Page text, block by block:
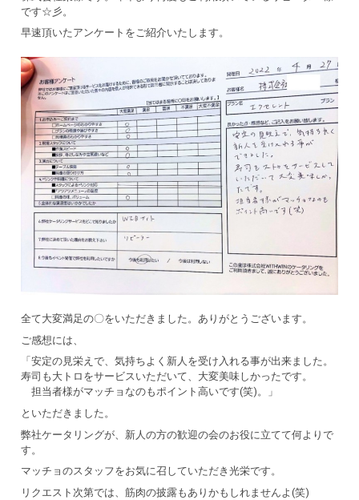
です☆彡。
早速頂いたアンケートをご紹介いたします。
全て大変満足の〇をいただきました。ありがとうございます。
ご感想には、
「安定の見栄えで、気持ちよく新人を受け入れる事が出来ました。
寿司も大トロをサービスいただいて、大変美味しかったです。
担当者様がマッチョなのもポイント高いです(笑)。」
といただきました。
弊社ケータリングが、新人の方の歓迎の会のお役に立てて何よりで
す。
マッチョのスタッフをお気に召していただき光栄です。
リクエスト次第では、筋肉の披露もありかもしれませんよ(笑)